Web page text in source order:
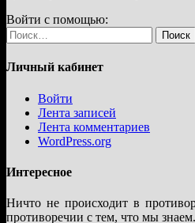
Войти с помощью:
Найти:
Личный кабинет
Войти
Лента записей
Лента комментариев
WordPress.org
Интересное
Ничто не происходит в
противоречии с тем, что мы знаем.